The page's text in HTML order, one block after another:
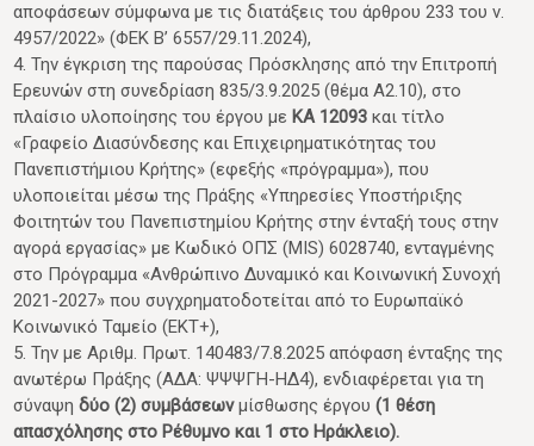
αποφάσεων σύμφωνα με τις διατάξεις του άρθρου 233 του ν.
4957/2022» (ΦΕΚ Β’ 6557/29.11.2024),
4. Την έγκριση της παρούσας Πρόσκλησης από την Επιτροπή
Ερευνών στη συνεδρίαση 835/3.9.2025 (θέμα Α2.10), στο
πλαίσιο υλοποίησης του έργου με ΚΑ 12093και τίτλο
«Γραφείο Διασύνδεσης και Επιχειρηματικότητας του
Πανεπιστήμιου Κρήτης» (εφεξής «πρόγραμμα»), που
υλοποιείται μέσω της Πράξης «Υπηρεσίες Υποστήριξης
Φοιτητών του Πανεπιστημίου Κρήτης στην ένταξή τους στην
αγορά εργασίας» με Κωδικό ΟΠΣ (MIS) 6028740, ενταγμένης
στο Πρόγραμμα «Ανθρώπινο Δυναμικό και Κοινωνική Συνοχή
2021-2027» που συγχρηματοδοτείται από το Ευρωπαϊκό
Κοινωνικό Ταμείο (EKT+),
5. Την με Αριθμ. Πρωτ. 140483/7.8.2025 απόφαση ένταξης της
ανωτέρω Πράξης (ΑΔΑ: ΨΨΨΓΗ-ΗΔ4), ενδιαφέρεται για τη
σύναψη δύο (2) συμβάσεωνμίσθωσης έργου (1 θέση
απασχόλησης στο Ρέθυμνο και 1 στο Ηράκλειο).